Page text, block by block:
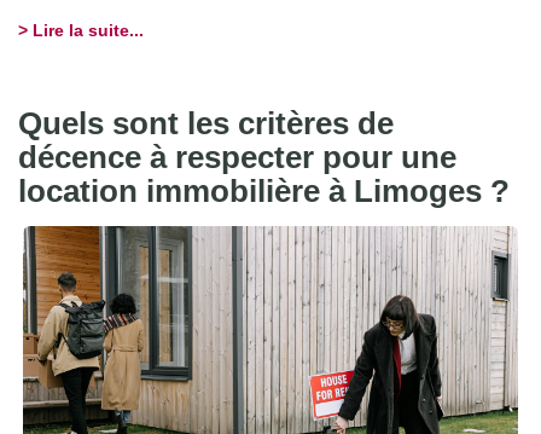
> Lire la suite...
Quels sont les critères de
décence à respecter pour une
location immobilière à Limoges ?